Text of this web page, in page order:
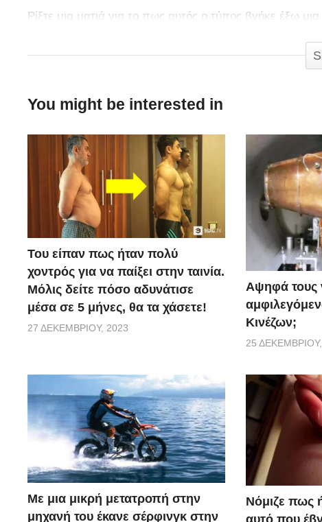
Ρίξτε μια ματιά για το πως αυτός ο τύπος βγήκε έξω
You might be interested in
Του είπαν πως ήταν πολύ
χοντρός για να παίξει στην ταινία.
Μόλις δείτε πόσο αδυνάτισε
μέσα σε 5 μήνες, θα τα χάσετε!
27 ΔΕΚΕΜΒΡΊΟΥ, 2023
Αψηφά τους
Κινέζων;
25
Με μια μικρή μετατροπή στην
μηχανή του έκανε σέρφινγκ στην
Νόμιζε πως